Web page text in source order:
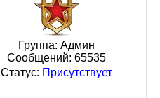
Группа: Админ
Сообщений: 65535
Статус: Присутствует